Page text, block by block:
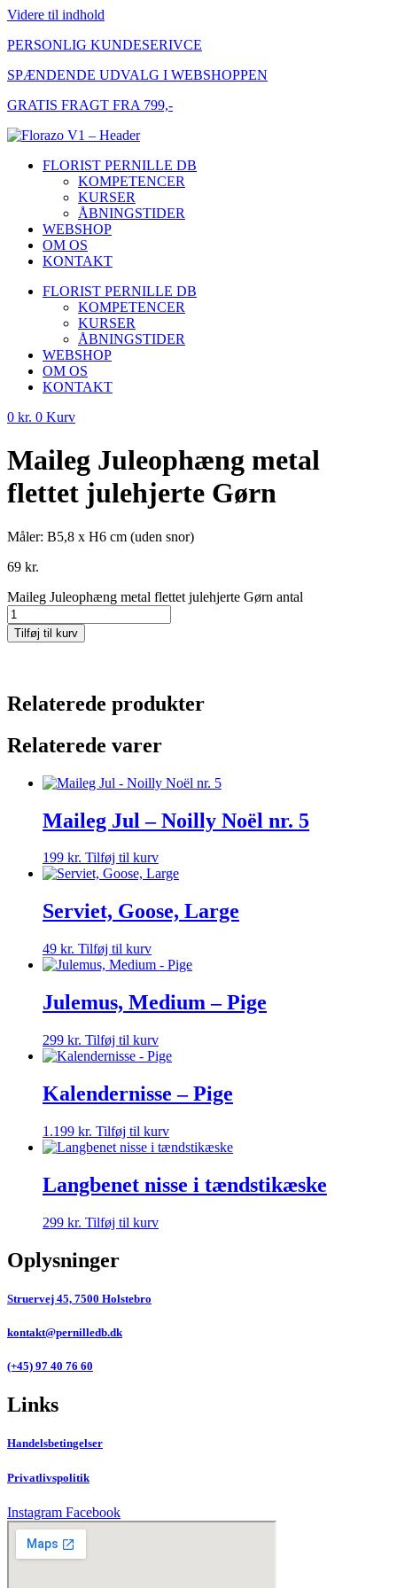
Videre til indhold
PERSONLIG KUNDESERIVCE
SPÆNDENDE UDVALG I WEBSHOPPEN
GRATIS FRAGT FRA 799,-
FLORIST PERNILLE DB
KOMPETENCER
KURSER
ÅBNINGSTIDER
WEBSHOP
OM OS
KONTAKT
FLORIST PERNILLE DB
KOMPETENCER
KURSER
ÅBNINGSTIDER
WEBSHOP
OM OS
KONTAKT
0 kr. 0 Kurv
Maileg Juleophæng metal
flettet julehjerte Gørn
Måler: B5,8 x H6 cm (uden snor)
69 kr.
Maileg Juleophæng metal flettet julehjerte Gørn antal
Tilføj til kurv
Relaterede produkter
Relaterede varer
Maileg Jul – Noilly Noël nr. 5
199 kr. Tilføj til kurv
Serviet, Goose, Large
49 kr. Tilføj til kurv
Julemus, Medium – Pige
299 kr. Tilføj til kurv
Kalendernisse – Pige
1.199 kr. Tilføj til kurv
Langbenet nisse i tændstikæske
299 kr. Tilføj til kurv
Oplysninger
Struervej 45, 7500 Holstebro
kontakt@pernilledb.dk
(+45) 97 40 76 60
Links
Handelsbetingelser
Privatlivspolitik
Instagram Facebook